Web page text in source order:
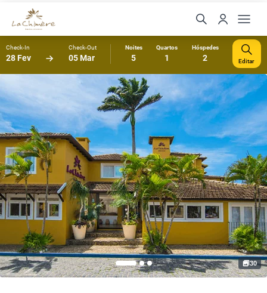
Check-In
28 Fev
Check-Out
05 Mar
Noites
5
Quartos
1
Hóspedes
2 Editar
30